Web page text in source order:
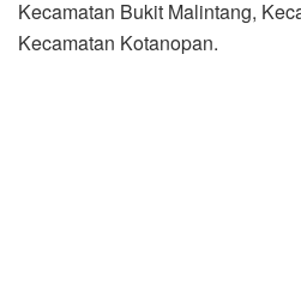
Kecamatan Bukit Malintang,
Kecamatan Kotanopan.